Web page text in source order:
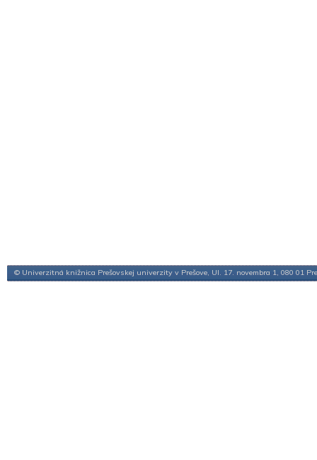
© Univerzitná knižnica Prešovskej univerzity v Prešove, Ul. 17. novembra 1, 080 01